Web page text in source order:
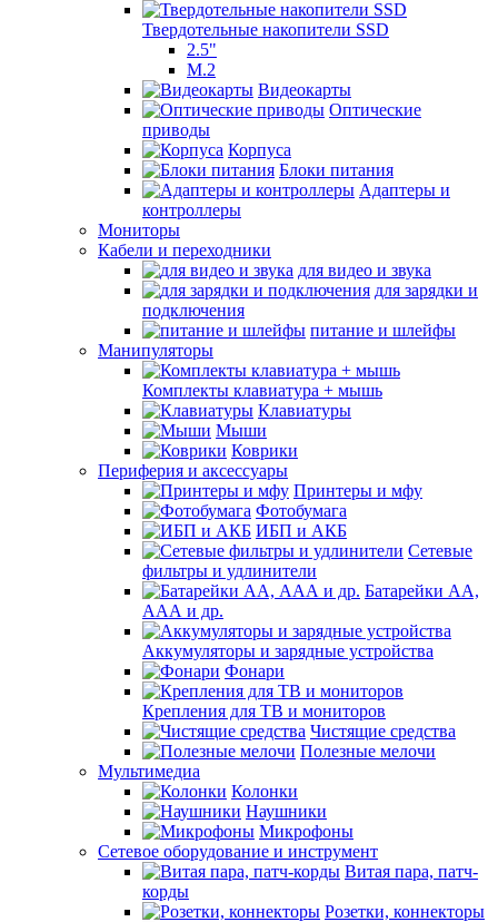
Твердотельные накопители SSD
2.5"
M.2
Видеокарты
Оптические
приводы
Корпуса
Блоки питания
Адаптеры и
контроллеры
Мониторы
Кабели и переходники
для видео и звука
для зарядки и
подключения
питание и шлейфы
Манипуляторы
Комплекты клавиатура + мышь
Клавиатуры
Мыши
Коврики
Периферия и аксессуары
Принтеры и мфу
Фотобумага
ИБП и АКБ
Сетевые
фильтры и удлинители
Батарейки АА,
ААА и др.
Аккумуляторы и зарядные устройства
Фонари
Крепления для ТВ и мониторов
Чистящие средства
Полезные мелочи
Мультимедиа
Колонки
Наушники
Микрофоны
Сетевое оборудование и инструмент
Витая пара, патч-
корды
Розетки, коннекторы